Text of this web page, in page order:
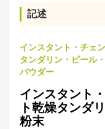
記述
インスタント・チェ
タンダリン・ピール
パウダー
インスタント
ト乾燥タンダ
粉末